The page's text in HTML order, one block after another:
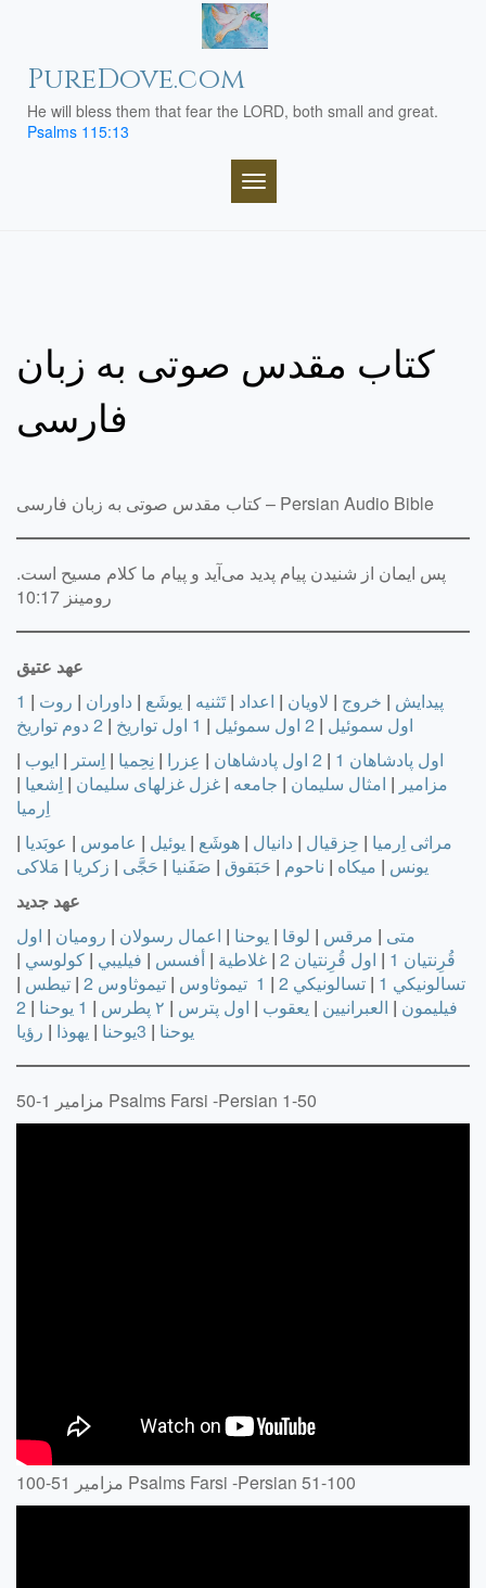
PureDove.com
He will bless them that fear the LORD, both small and great.
Psalms 115:13
TOGGLE NAVIGATION
کتاب مقدس صوتی به زبان
فارسی
کتاب مقدس صوتی به زبان فارسی – Persian Audio Bible
پس ایمان از شنیدن پیام پدید می‌آید و پیام ما كلام مسیح است.
رومینز 10:17
عهد عتیق
پیدایش | خروج | لاویان | اعداد | تَثنيه | يوشَع | داوران | روت |
1
اول سموئيل | 2 اول سموئيل | 1 اول تواريخ | 2 دوم تواريخ
اول پادشاهان 1
| 2 اول پادشاهان | عِزرا | نِحِميا | اِستر | ايوب |
مزامير | امثال سليمان | جامعه | غزل غزلهای سليمان | اِشعيا |
اِرميا
مراثی اِرميا | حِزقيال | دانيال | هوشَع | يوئيل | عاموس | عوبَديا |
يونس | ميکاه | ناحوم | حَبَقوق | صَفَنيا | حَجَّی | زکريا | مَلاکی
عهد جدید
متى | مرقس | لوقا | يوحنا | اعمال رسولان | رومیان | اول
قُرِنتیان 1
| اول قُرِنتیان 2 | غلاطية | أفسس | فيليبي | كولوسي |
تسالونيكي 1
| تسالونيكي 2 | 1 تيموثاوس | تيموثاوس 2 | تيطس |
فيليمون | العبرانيين | يعقوب | اول پترس | ۲ پطرس | 1 يوحنا |
2
يوحنا | 3يوحنا | يهوذا | رؤيا
مزامير 1-50 Psalms Farsi -Persian 1-50
مزامير 51-100 Psalms Farsi -Persian 51-100